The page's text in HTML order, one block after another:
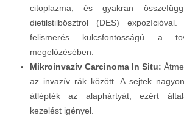
citoplazma, és gyakran
dietilstilbösztrol (DES)
felismerés kulcsfontosságú a
megelőzésében.
Mikroinvazív Carcinoma In Situ:
az invazív rák között. A sejtek
átlépték az alaphártyát, ezért
kezelést igényel.